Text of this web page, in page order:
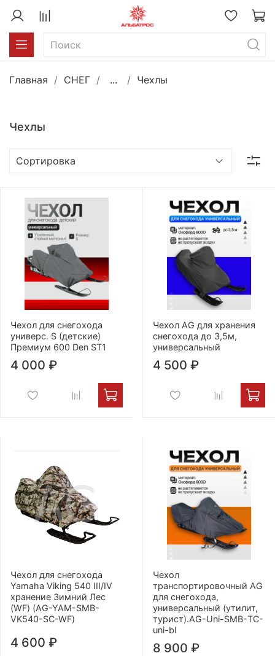
Главная СНЕГ ... Чехлы
Чехлы
Чехол для снегохода
универс. S (детские)
Премиум 600 Den ST1
4 000 ₽
Чехол AG для хранения
снегохода до 3,5м,
универсальный
4 500 ₽
Чехол для снегохода
Yamaha Viking 540 III/IV
хранение Зимний Лес
(WF) (AG-YAM-SMB-
VK540-SC-WF)
4 600 ₽
Чехол
транспортировочный AG
для снегохода,
универсальный (утилит,
турист).AG-Uni-SMB-ТС-
uni-bl
8 900 ₽